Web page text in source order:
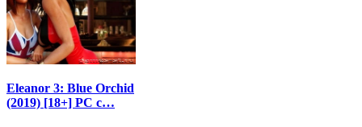
Eleanor 3: Blue Orchid
(2019) [18+] PC с…